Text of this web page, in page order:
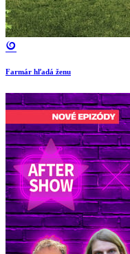
Farmár hľadá ženu